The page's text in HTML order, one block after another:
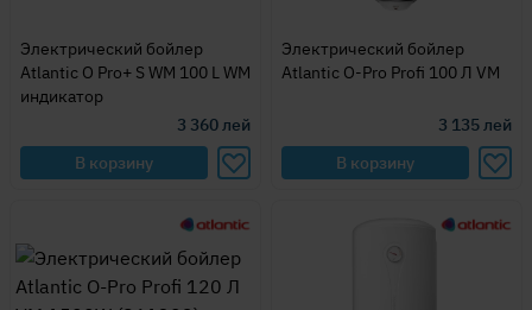
Электрический бойлер
Atlantic O Pro+ S WM 100 L WM
индикатор
3 360лей
В корзину
Электрический бойлер
Atlantic O-Pro Profi 100 Л VM
3 135лей
В корзину